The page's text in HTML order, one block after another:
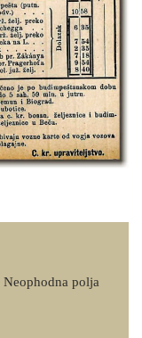
Neophodna polja